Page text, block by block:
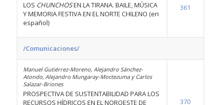
LOS CHUNCHOSEN LA TIRANA. BAILE, MÚSICA
Y MEMORIA FESTIVA EN EL NORTE CHILENO (en
español)
361
/Comunicaciones/
Manuel Gutiérrez-Moreno, Alejandro Sánchez-
Atondo, Alejandro Mungaray-Moctezuma y Carlos
Salazar-Briones
PROSPECTIVA DE SUSTENTABILIDAD PARA LOS
RECURSOS HÍDRICOS EN EL NOROESTE DE
370